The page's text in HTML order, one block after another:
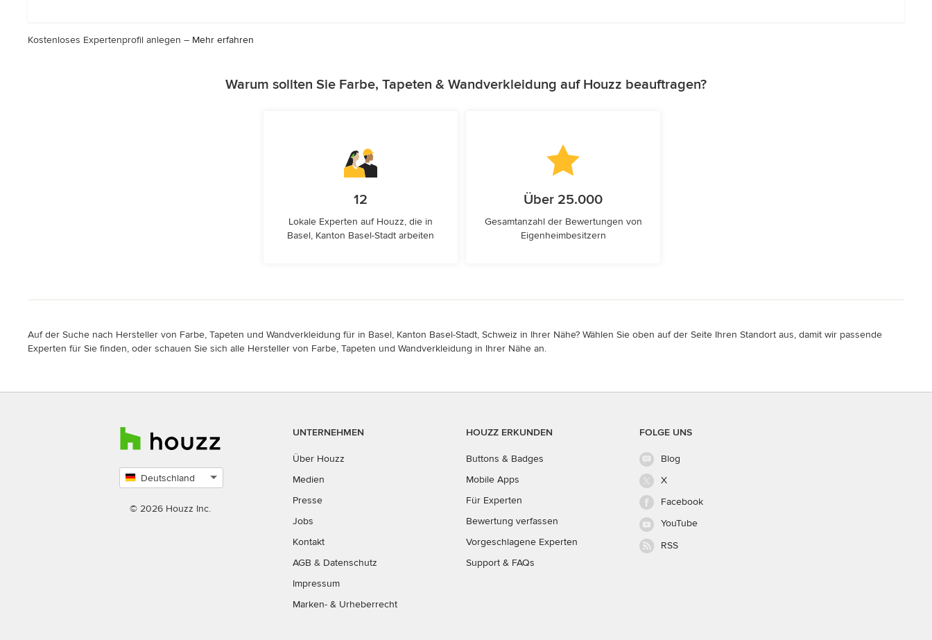
Kostenloses Expertenprofil anlegen – Mehr erfahren
Warum sollten Sie Farbe, Tapeten & Wandverkleidung auf Houzz beauftragen?
12
Lokale Experten auf Houzz, die in
Basel, Kanton Basel-Stadt arbeiten
Über 25.000
Gesamtanzahl der Bewertungen von
Eigenheimbesitzern
Auf der Suche nach Hersteller von Farbe, Tapeten und Wandverkleidung für in Basel, Kanton Basel-Stadt, Schweiz in Ihrer Nähe? Wählen Sie oben auf der Seite Ihren Standort aus, damit wir passende
Experten für Sie finden, oder schauen Sie sich alle Hersteller von Farbe, Tapeten und Wandverkleidung in Ihrer Nähe an.
Deutschland
auswählen
© 2026 Houzz Inc.
UNTERNEHMEN
Über Houzz
Medien
Presse
Jobs
Kontakt
AGB & Datenschutz
Impressum
Marken- & Urheberrecht
HOUZZ ERKUNDEN
Buttons & Badges
Mobile Apps
Für Experten
Bewertung verfassen
Vorgeschlagene Experten
Support & FAQs
FOLGE UNS
Blog
X
Facebook
YouTube
RSS